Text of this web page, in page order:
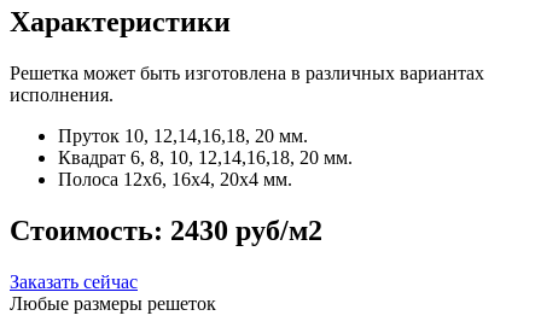
Характеристики
Решетка может быть изготовлена в различных вариантах
исполнения.
Пруток 10, 12,14,16,18, 20 мм.
Квадрат 6, 8, 10, 12,14,16,18, 20 мм.
Полоса 12x6, 16x4, 20x4 мм.
Стоимость: 2430 руб/м2
Заказать сейчас
Любые размеры решеток